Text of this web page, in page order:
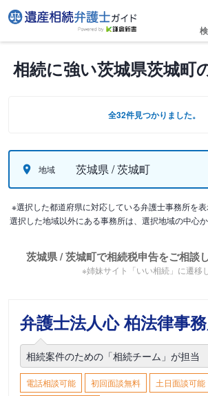
相続に強い茨城県茨城町
全32件見つかりました。
地域 茨城県 / 茨城町
※選択した都道府県に対応している弁護士事務所を
選択した地域以外にある事務所は、選択地域の中心か
茨城県 / 茨城町で相続税申告をご相談
※姉妹サイト「いい相続」に遷移
弁護士法人心 柏法律事
相続案件のための「相続チーム」が担当
電話相談可能 初回面談無料
土日面談可能